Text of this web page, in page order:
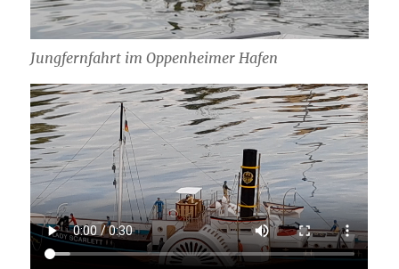
Jungfernfahrt im Oppenheimer Hafen